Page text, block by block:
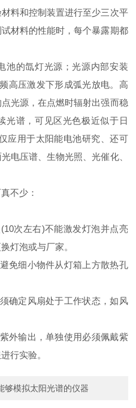
料和控制装置进行至少三次平
材料的性能时，每个暴露期都
的氙灯光源；光源内部安装
高压激发下形成弧光放电。高
光源，在点燃时辐射出强而稳
光谱，可见区光色极近似于日
应用于太阳能电池研究、还可
电压谱、生物光照、光催化、
不少：
次左右)不能激发灯泡并点亮
灯泡或与厂家。
细小物件从灯箱上方散热孔
定风扇处于工作状态，如风
输出，单独使用必须佩戴紫
行实验。
够模拟太阳光谱的仪器